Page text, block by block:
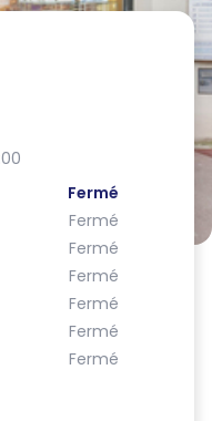
Fermé
Fermé
Fermé
Fermé
Fermé
Fermé
Fermé